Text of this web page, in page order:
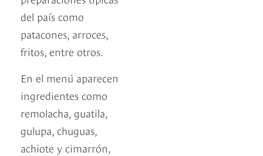
del país como
patacones, arroces,
fritos, entre otros.
En el menú aparecen
ingredientes como
remolacha, guatila,
gulupa, chuguas,
achiote y cimarrón,